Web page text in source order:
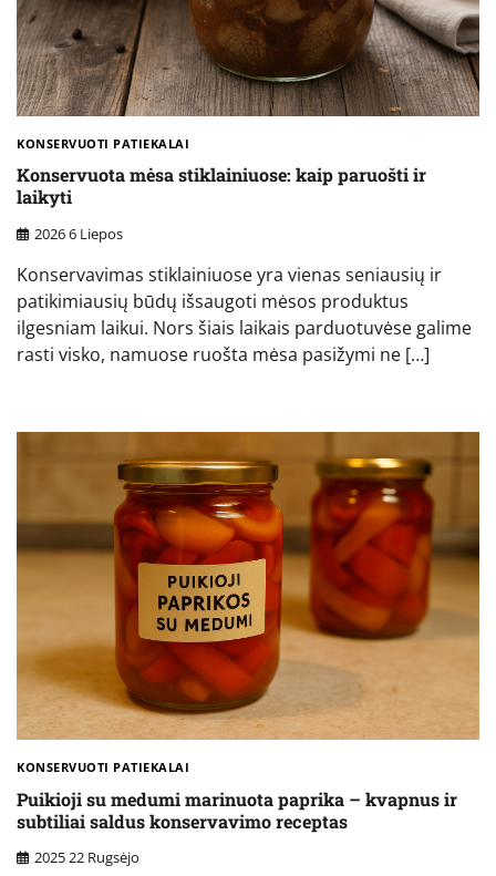
KONSERVUOTI PATIEKALAI
Konservuota mėsa stiklainiuose: kaip paruošti ir
laikyti
2026 6 Liepos
Konservavimas stiklainiuose yra vienas seniausių ir
patikimiausių būdų išsaugoti mėsos produktus
ilgesniam laikui. Nors šiais laikais parduotuvėse galime
rasti visko, namuose ruošta mėsa pasižymi ne […]
KONSERVUOTI PATIEKALAI
Puikioji su medumi marinuota paprika – kvapnus ir
subtiliai saldus konservavimo receptas
2025 22 Rugsėjo